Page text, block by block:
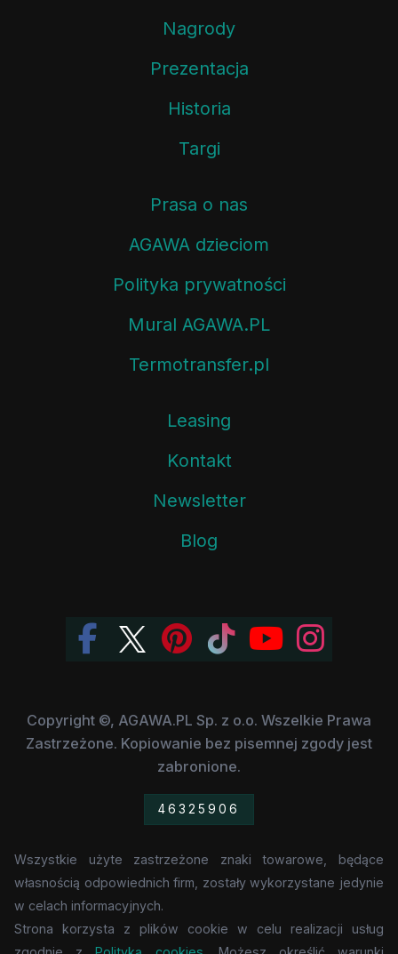
Nagrody
Prezentacja
Historia
Targi
Prasa o nas
AGAWA dzieciom
Polityka prywatności
Mural AGAWA.PL
Termotransfer.pl
Leasing
Kontakt
Newsletter
Blog
Copyright ©, AGAWA.PL Sp. z o.o. Wszelkie Prawa
Zastrzeżone. Kopiowanie bez pisemnej zgody jest
zabronione.
46325906
Wszystkie użyte zastrzeżone znaki towarowe, będące
własnością odpowiednich firm, zostały wykorzystane jedynie
w celach informacyjnych.
Strona korzysta z plików cookie w celu realizacji usług